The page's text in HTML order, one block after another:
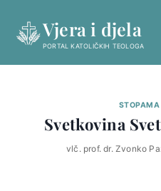
content
Vjera i djela
PORTAL KATOLIČKIH TEOLOGA
Svetkovina
vlč. prof. dr. Zvonko